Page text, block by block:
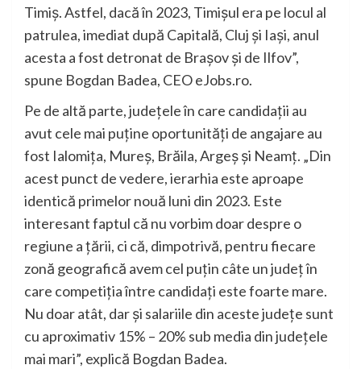
Timiș. Astfel, dacă în 2023, Timișul era pe locul al
patrulea, imediat după Capitală, Cluj și Iași, anul
acesta a fost detronat de Brașov și de Ilfov”,
spune Bogdan Badea, CEO eJobs.ro.
Pe de altă parte, județele în care candidații au
avut cele mai puține oportunități de angajare au
fost Ialomița, Mureș, Brăila, Argeș și Neamț. „Din
acest punct de vedere, ierarhia este aproape
identică primelor nouă luni din 2023. Este
interesant faptul că nu vorbim doar despre o
regiune a țării, ci că, dimpotrivă, pentru fiecare
zonă geografică avem cel puțin câte un județ în
care competiția între candidați este foarte mare.
Nu doar atât, dar și salariile din aceste județe sunt
cu aproximativ 15% – 20% sub media din județele
mai mari”, explică Bogdan Badea.